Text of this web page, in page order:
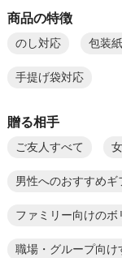
商品の特徴
のし対応 包装
手提げ袋対応
贈る相手
ご友人すべて
男性へのおすすめギ
ファミリー向けのボ
職場・グループ向け